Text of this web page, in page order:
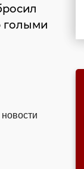
голыми